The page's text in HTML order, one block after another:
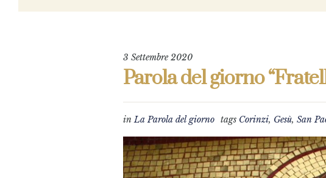
3 Settembre 2020
Parola del giorno
inLa Parola del giorno tags Corinzi, Gesù, San